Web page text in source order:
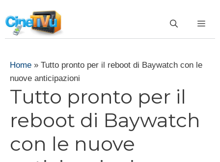
al
contenuto
Home » Tutto pronto per il reboot di Baywatch con le
nuove anticipazioni
Tutto pronto per il
reboot di Baywatch
con le nuove